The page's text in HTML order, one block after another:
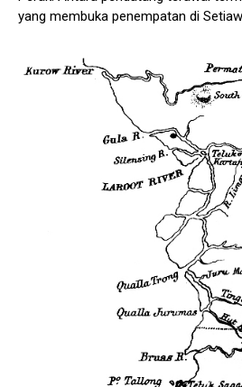
yang membuka penempatan di